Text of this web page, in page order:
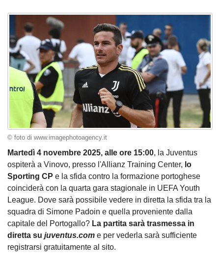
© foto di www.imagephotoagency.it
Martedì 4 novembre 2025, alle ore 15:00, la Juventus
ospiterà a Vinovo, presso l'Allianz Training Center, lo
Sporting CP e la sfida contro la formazione portoghese
coinciderà con la quarta gara stagionale in UEFA Youth
League. Dove sarà possibile vedere in diretta la sfida tra la
squadra di Simone Padoin e quella proveniente dalla
capitale del Portogallo? La partita sarà trasmessa in
diretta su juventus.com e per vederla sarà sufficiente
registrarsi gratuitamente al sito.